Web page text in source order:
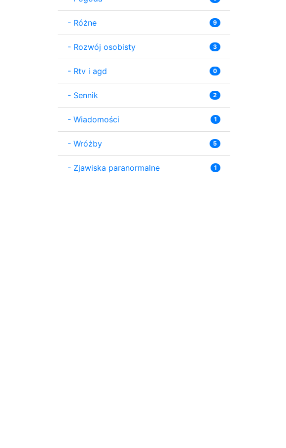
- Różne 9
- Rozwój osobisty 3
- Rtv i agd 0
- Sennik 2
- Wiadomości 1
- Wróżby 5
- Zjawiska paranormalne 1